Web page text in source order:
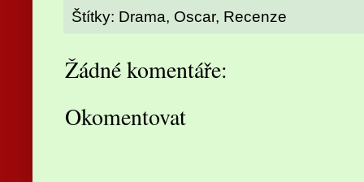
Štítky: Drama, Oscar, Recenze
Žádné komentáře:
Okomentovat